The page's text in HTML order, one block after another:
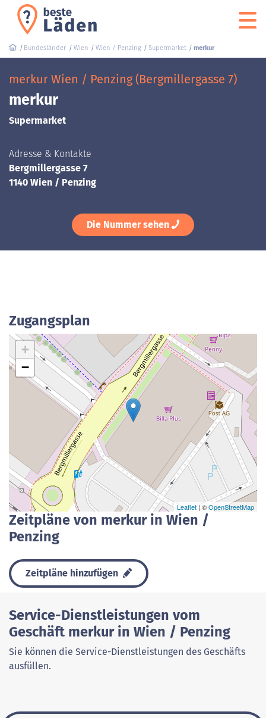
Bundesländer Wien Wien / Penzing Supermarket merkur
merkur Wien / Penzing (Bergmillergasse 7)
merkur
Supermarket
Adresse & Kontakte
Bergmillergasse 7
1140 Wien / Penzing
Die Nummer sehen
Zugangsplan
+
−
Leaflet | ©OpenStreetMap
Zeitpläne von merkur in Wien /
Penzing
Zeitpläne hinzufügen
Service-Dienstleistungen vom
Geschäft merkur in Wien / Penzing
Sie können die Service-Dienstleistungen des Geschäfts
ausfüllen.